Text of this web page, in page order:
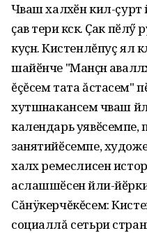
Чӑваш халӑхӗн кил-
ҫав тери кӑсӑк. Ҫак пӗлӳ
куҫнӑ. Кистенлĕпуç
шайӗнче "Манӑҫнӑ
ĕçĕсем тата ăстасем"
хутшӑнакансем чӑваш
календарь уявӗсемпе,
занятийӗсемпе,
халӑх ремеслисен
аслашшӗсен йӑли-
Сăнÿкерчĕкĕсем:
социаллă сетьри